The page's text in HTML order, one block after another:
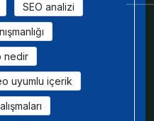
SEO analizi
nedir
uyumlu içerik